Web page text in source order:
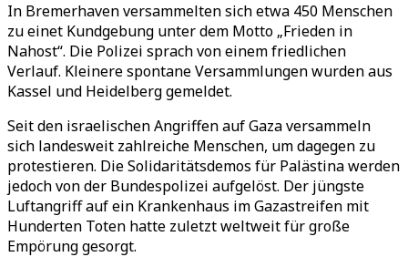
In Bremerhaven versammelten sich etwa 450 Menschen
zu einet Kundgebung unter dem Motto „Frieden in
Nahost“. Die Polizei sprach von einem friedlichen
Verlauf. Kleinere spontane Versammlungen wurden aus
Kassel und Heidelberg gemeldet.
Seit den israelischen Angriffen auf Gaza versammeln
sich landesweit zahlreiche Menschen, um dagegen zu
protestieren. Die Solidaritätsdemos für Palästina werden
jedoch von der Bundespolizei aufgelöst. Der jüngste
Luftangriff auf ein Krankenhaus im Gazastreifen mit
Hunderten Toten hatte zuletzt weltweit für große
Empörung gesorgt.